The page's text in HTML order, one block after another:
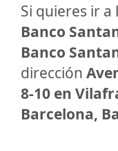
Si quieres ir a
Banco
Banco
dirección
8-10 en
Barcelona,